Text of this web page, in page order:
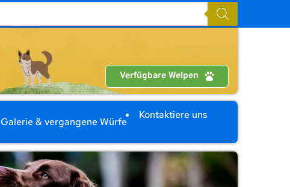
Verfügbare Welpen
Galerie & vergangene Würfe
Kontaktiere uns